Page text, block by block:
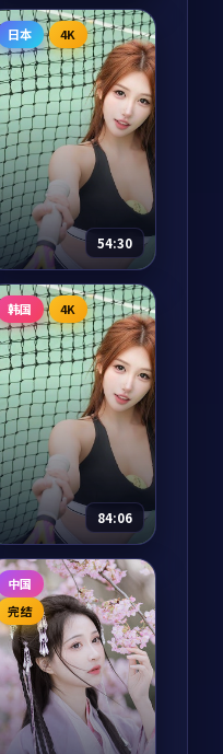
各自找到归途...
春夜江湖记
电视剧 2025
主演：章子怡、吴磊
等
南宋绍兴年间，临安
城外的「春夜阁」是
江湖人歇脚的中转
站。茶博士苏婵儿每
晚听到的传奇，从一
个剑客失踪的春雨之
夜开始，串起整个江
南武林的暗流。
78,993 8.4 动作
日本 4K
54:30
异世界面包店
动漫 2025
主演：花江夏树、茅
野爱衣
东京下町的小面包师
傅悠太在烤箱前打了
个盹，醒来发现自己
穿越到了一个面包失
传 200 年的异世界。
他用一袋酵母、一双
手，在魔王城下开起
了第一家面包...
65,343 8.6 喜剧
韩国 4K
84:06
我家的小日子
综艺 2025
主演：朴宝剑、金高
银 等
四位常年外景拍摄的
演员，被要求在镜头
前过整整十二周「不
出门」的家居生活。
中国
完结